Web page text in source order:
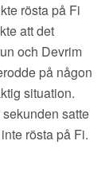
▼
▼
rösta på Fi
att det
och Devrim
på någon
situation.
satte
rösta på Fi.